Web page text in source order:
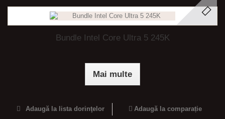
Bundle Intel Core Ultra 5 245K
Mai multe
Adaugă la lista dorinţelor Adaugă la comparație